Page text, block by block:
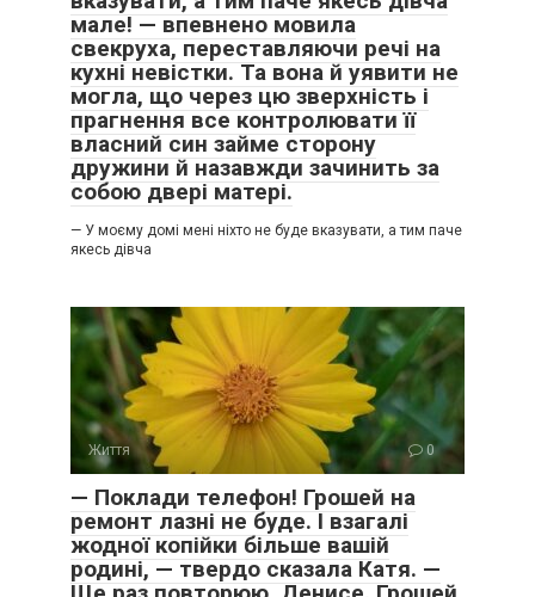
мале! — впевнено мовила
свекруха, переставляючи речі на
кухні невістки. Та вона й уявити не
могла, що через цю зверхність і
прагнення все контролювати її
власний син займе сторону
дружини й назавжди зачинить за
собою двері матері.
— У моєму домі мені ніхто не буде вказувати, а тим паче
якесь дівча
Життя 0
— Поклади телефон! Грошей на
ремонт лазні не буде. І взагалі
жодної копійки більше вашій
родині, — твердо сказала Катя. —